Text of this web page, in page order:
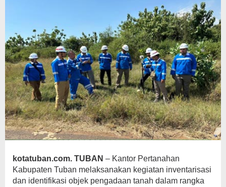
kotatuban.com. TUBAN – Kantor Pertanahan
Kabupaten Tuban melaksanakan kegiatan inventarisasi
dan identifikasi objek pengadaan tanah dalam rangka